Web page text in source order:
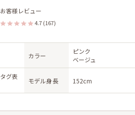
お客様レビュー
4.7 (167)
カラー
ピンク
ベージュ
グ表
モデル身長 152cm